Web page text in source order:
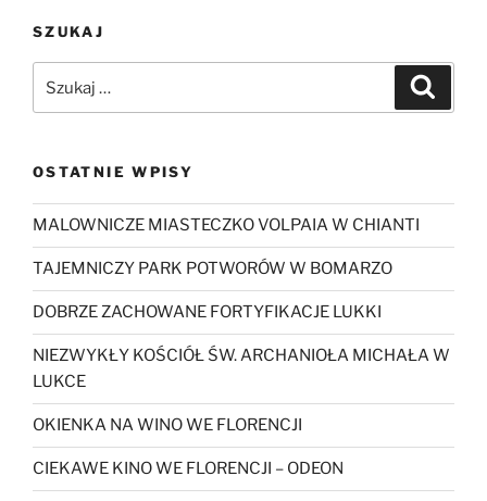
SZUKAJ
OSTATNIE WPISY
MALOWNICZE MIASTECZKO VOLPAIA W CHIANTI
TAJEMNICZY PARK POTWORÓW W BOMARZO
DOBRZE ZACHOWANE FORTYFIKACJE LUKKI
NIEZWYKŁY KOŚCIÓŁ ŚW. ARCHANIOŁA MICHAŁA W
LUKCE
OKIENKA NA WINO WE FLORENCJI
CIEKAWE KINO WE FLORENCJI – ODEON